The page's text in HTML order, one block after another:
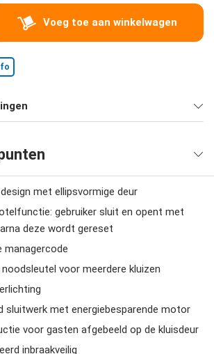
Voeg toe aan winkelwagen
met ellipsvormige deur
gebruiker sluit en opent met
deze wordt gereset
managercode
voor meerdere kluizen
sluitwerk met energiebesparende motor
voor gasten afgebeeld op de kluisdeur
inbraakveilig